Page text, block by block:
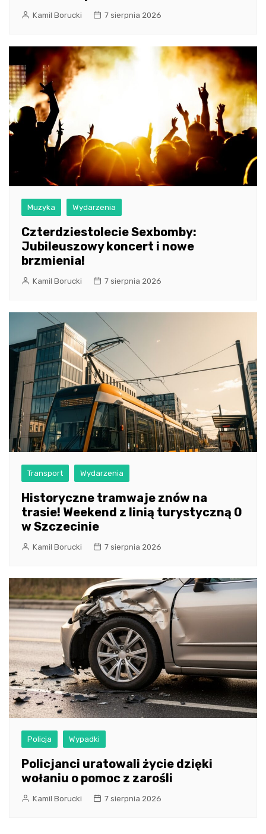
Kamil Borucki 7 sierpnia 2026
Muzyka Wydarzenia
Czterdziestolecie Sexbomby:
Jubileuszowy koncert i nowe
brzmienia!
Kamil Borucki 7 sierpnia 2026
Transport Wydarzenia
Historyczne tramwaje znów na
trasie! Weekend z linią turystyczną 0
w Szczecinie
Kamil Borucki 7 sierpnia 2026
Policja Wypadki
Policjanci uratowali życie dzięki
wołaniu o pomoc z zarośli
Kamil Borucki 7 sierpnia 2026